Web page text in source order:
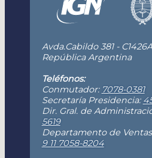
Avda.Cabildo 381 -
República Argentina
Teléfonos:
Conmutador: 7078-0381
Secretaría Presidencia:
Dir. Gral. de
5619
Departamento de
9 11 7058-8204